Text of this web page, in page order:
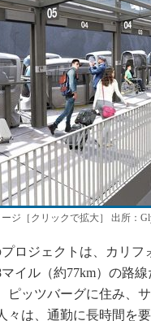
ジ［クリックで拡大］ 出所：
ロジェクトは、カリフ
イル（約77km）の路
ピッツバーグに住み、
々は、通勤に長時間を要